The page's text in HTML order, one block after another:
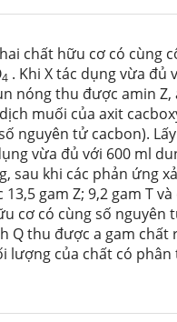
hai chất hữu cơ có cùng
4 . Khi X tác dụng vừa đủ
nóng thu được amin
muối của axit
nguyên tử cacbon).
vừa đủ với 600 ml
sau khi các phản ứng
gam Z; 9,2 gam T
cơ có cùng số nguyên
Q thu được a gam chất
lượng của chất có